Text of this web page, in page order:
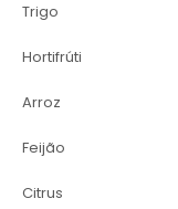
Trigo
Hortifrúti
Arroz
Feijão
Citrus